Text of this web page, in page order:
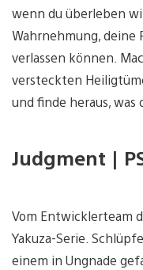
wenn du überleben
Wahrnehmung, deine
verlassen können.
versteckten
und finde heraus, was
Judgment |
Vom Entwicklerteam
Yakuza-Serie.
einem in Ungnade